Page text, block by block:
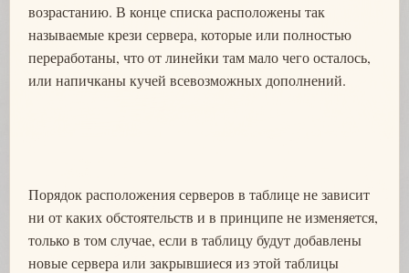
возрастанию. В конце списка расположены так
называемые крези сервера, которые или полностью
переработаны, что от линейки там мало чего осталось,
или напичканы кучей всевозможных дополнений.
Порядок расположения серверов в таблице не зависит
ни от каких обстоятельств и в принципе не изменяется,
только в том случае, если в таблицу будут добавлены
новые сервера или закрывшиеся из этой таблицы